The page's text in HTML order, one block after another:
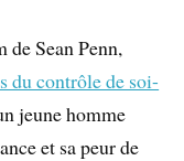
Sean Penn,
du contrôle de soi-
jeune homme
et sa peur de